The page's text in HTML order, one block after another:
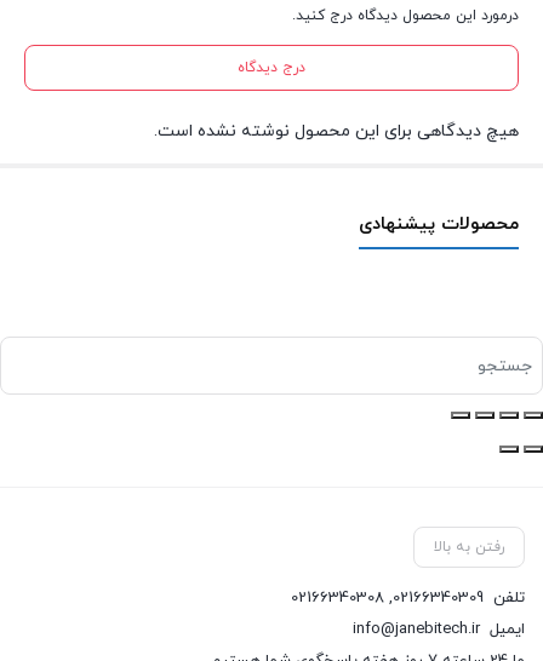
درمورد این محصول دیدگاه درج کنید.
درج دیدگاه
هیچ دیدگاهی برای این محصول نوشته نشده است.
محصولات پیشنهادی
رفتن به بالا
تلفن 02166340309
,
02166340308
ایمیلinfo@janebitech.ir